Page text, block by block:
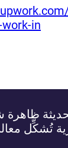
in
ظاهرة
تُشكِّل